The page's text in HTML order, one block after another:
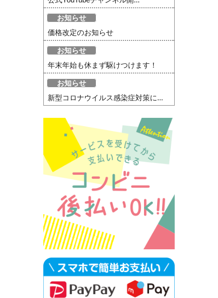
お知らせ
価格改定のお知らせ
お知らせ
年末年始も休まず駆けつけます！
お知らせ
新型コロナウイルス感染症対策に...